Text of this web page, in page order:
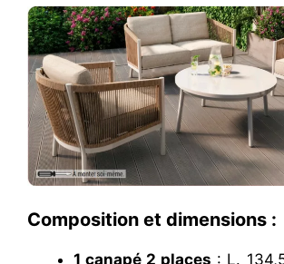
Composition et dimensions :
1 canapé 2 places : L.